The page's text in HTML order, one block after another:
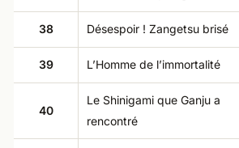
38 Désespoir ! Zangetsu brisé
39 L’Homme de l’immortalité
40
Le Shinigami que Ganju a
rencontré